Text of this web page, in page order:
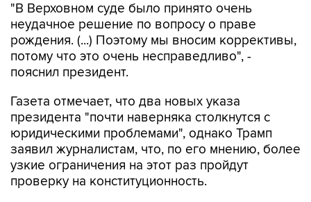
"В Верховном суде было принято очень
неудачное решение по вопросу о праве
рождения. (...) Поэтому мы вносим коррективы,
потому что это очень несправедливо", -
пояснил президент.
Газета отмечает, что два новых указа
президента "почти наверняка столкнутся с
юридическими проблемами", однако Трамп
заявил журналистам, что, по его мнению, более
узкие ограничения на этот раз пройдут
проверку на конституционность.